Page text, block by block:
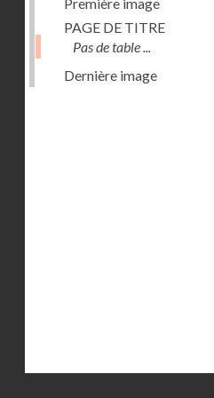
PAGE DE TITRE
Pas de table ...
Dernière image